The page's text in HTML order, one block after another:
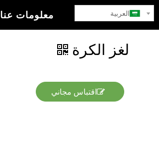
معلومات عنا العربية
لغز الكرة
اقتباس مجاني